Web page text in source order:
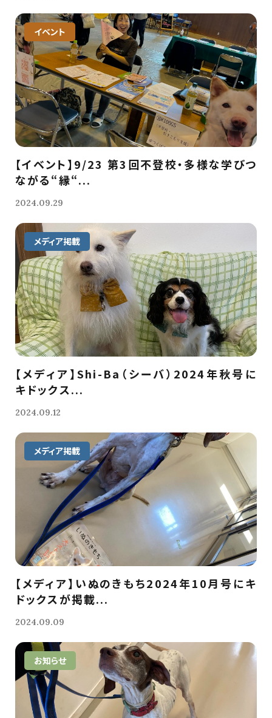
イベント
【イベント】9/23 第3回不登校・多様な学びつ
ながる“縁“...
2024.09.29
メディア掲載
【メディア】Shi-Ba（シーバ）2024年秋号に
キドックス...
2024.09.12
メディア掲載
【メディア】いぬのきもち2024年10月号にキ
ドックスが掲載...
2024.09.09
お知らせ